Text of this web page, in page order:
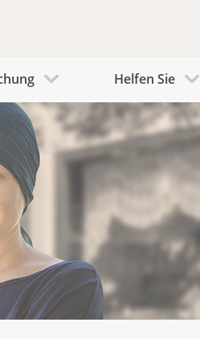
Helfen Sie